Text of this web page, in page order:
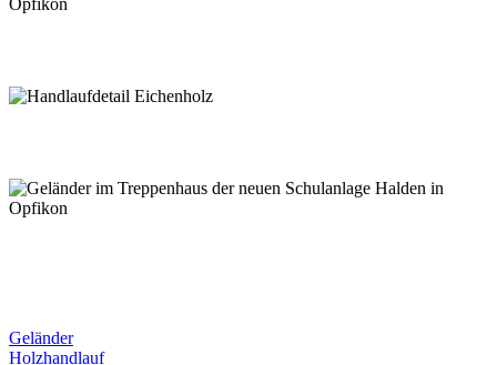
Geländer
Holzhandlauf